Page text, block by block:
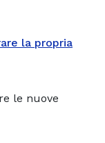
la propria
le nuove